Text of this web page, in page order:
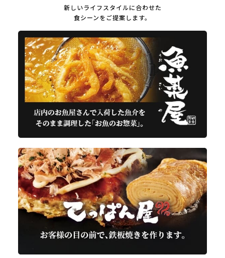
新しいライフスタイルに合わせた
食シーンをご提案します。